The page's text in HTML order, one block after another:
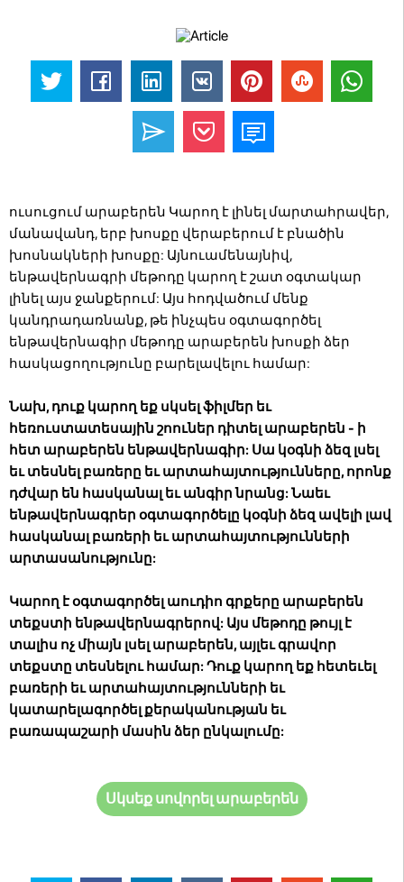
ուսուցում արաբերեն Կարող է լինել մարտահրավեր,
մանավանդ, երբ խոսքը վերաբերում է բնածին
խոսնակների խոսքը: Այնուամենայնիվ,
ենթավերնագրի մեթոդը կարող է շատ օգտակար
լինել այս ջանքերում: Այս հոդվածում մենք
կանդրադառնանք, թե ինչպես օգտագործել
ենթավերնագիր մեթոդը արաբերեն խոսքի ձեր
հասկացողությունը բարելավելու համար:
Նախ, դուք կարող եք սկսել ֆիլմեր եւ
հեռուստատեսային շոուներ դիտել արաբերեն - ի
հետ արաբերեն ենթավերնագիր: Սա կօգնի ձեզ լսել
եւ տեսնել բառերը եւ արտահայտությունները, որոնք
դժվար են հասկանալ եւ անգիր նրանց: Նաեւ
ենթավերնագրեր օգտագործելը կօգնի ձեզ ավելի լավ
հասկանալ բառերի եւ արտահայտությունների
արտասանությունը:
Կարող է օգտագործել աուդիո գրքերը արաբերեն
տեքստի ենթավերնագրերով: Այս մեթոդը թույլ է
տալիս ոչ միայն լսել արաբերեն, այլեւ գրավոր
տեքստը տեսնելու համար: Դուք կարող եք հետեւել
բառերի եւ արտահայտությունների եւ
կատարելագործել քերականության եւ
բառապաշարի մասին ձեր ընկալումը:
Սկսեք սովորել արաբերեն